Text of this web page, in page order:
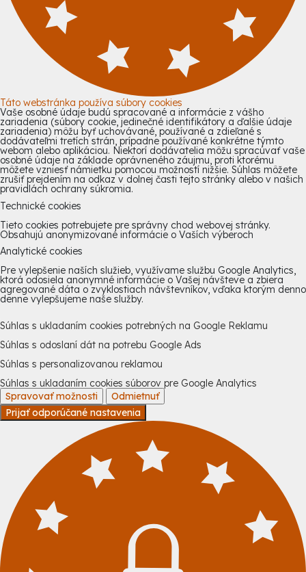
Táto webstránka používa súbory cookies
Vaše osobné údaje budú spracované a informácie z vášho
zariadenia (súbory cookie, jedinečné identifikátory a ďalšie údaje
zariadenia) môžu byť uchovávané, používané a zdieľané s
dodávateľmi tretích strán, prípadne používané konkrétne týmto
webom alebo aplikáciou. Niektorí dodávatelia môžu spracúvať vaše
osobné údaje na základe oprávneného záujmu, proti ktorému
môžete vzniesť námietku pomocou možností nižšie. Súhlas môžete
zrušiť prejdením na odkaz v dolnej časti tejto stránky alebo v našich
pravidlách ochrany súkromia.
Technické cookies
Tieto cookies potrebujete pre správny chod webovej stránky.
Obsahujú anonymizované informácie o Vaších výberoch
Analytické cookies
Pre vylepšenie naších služieb, využívame službu Google Analytics,
ktorá odosiela anonymné informácie o Vašej návšteve a zbiera
agregované dáta o zvyklostiach návštevníkov, vďaka ktorým denno
denne vylepšujeme naše služby.
Súhlas s ukladaním cookies potrebných na Google Reklamu
Súhlas s odoslaní dát na potrebu Google Ads
Súhlas s personalizovanou reklamou
Súhlas s ukladaním cookies súborov pre Google Analytics
Spravovať možnosti
Odmietnuť
Prijať odporúčané nastavenia